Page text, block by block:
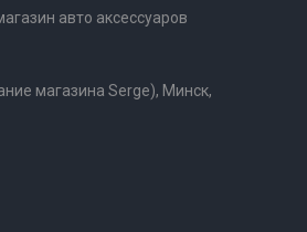
авто аксессуаров
магазина Serge), Минск,